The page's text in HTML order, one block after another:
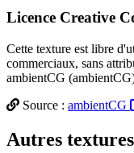
Licence Creative
Cette texture est libre
commerciaux, sans
ambientCG
Source : ambientCG
Autres textures